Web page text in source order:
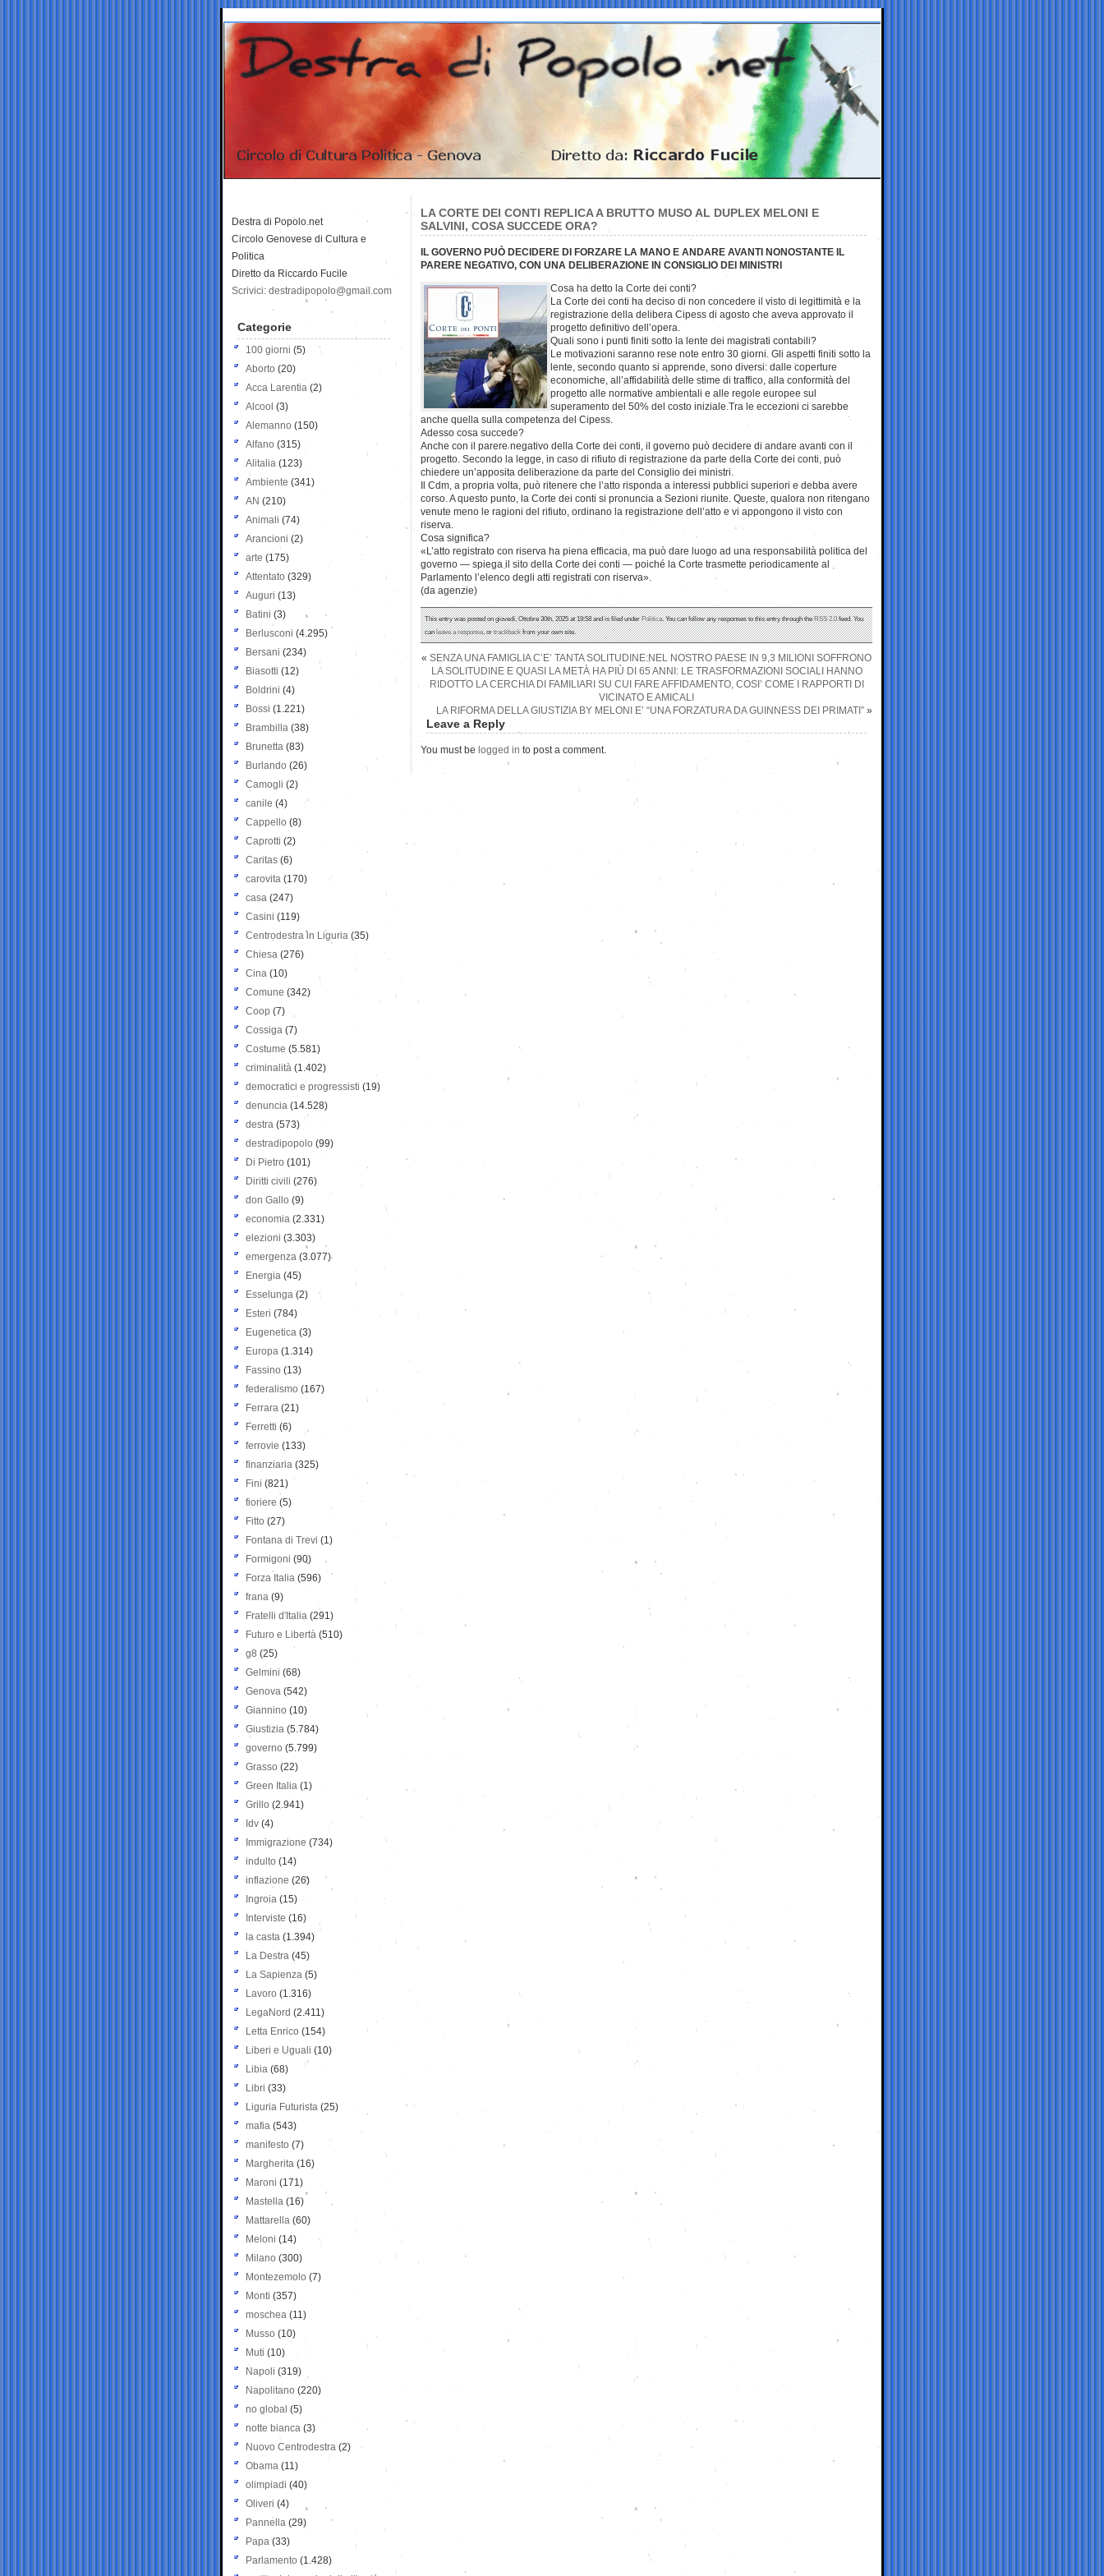
LA CORTE DEI CONTI REPLICA A BRUTTO MUSO AL DUPLEX MELONI E
SALVINI, COSA SUCCEDE ORA?
IL GOVERNO PUÒ DECIDERE DI FORZARE LA MANO E ANDARE AVANTI NONOSTANTE IL
PARERE NEGATIVO, CON UNA DELIBERAZIONE IN CONSIGLIO DEI MINISTRI
Cosa ha detto la Corte dei conti?
La Corte dei conti ha deciso di non concedere il visto di legittimità e la
registrazione della delibera Cipess di agosto che aveva approvato il
progetto definitivo dell’opera.
Quali sono i punti finiti sotto la lente dei magistrati contabili?
Le motivazioni saranno rese note entro 30 giorni. Gli aspetti finiti sotto la
lente, secondo quanto si apprende, sono diversi: dalle coperture
economiche, all’affidabilità delle stime di traffico, alla conformità del
progetto alle normative ambientali e alle regole europee sul
superamento del 50% del costo iniziale.Tra le eccezioni ci sarebbe
anche quella sulla competenza del Cipess.
Adesso cosa succede?
Anche con il parere negativo della Corte dei conti, il governo può decidere di andare avanti con il
progetto. Secondo la legge, in caso di rifiuto di registrazione da parte della Corte dei conti, può
chiedere un’apposita deliberazione da parte del Consiglio dei ministri.
Il Cdm, a propria volta, può ritenere che l’atto risponda a interessi pubblici superiori e debba avere
corso. A questo punto, la Corte dei conti si pronuncia a Sezioni riunite. Queste, qualora non ritengano
venute meno le ragioni del rifiuto, ordinano la registrazione dell’atto e vi appongono il visto con
riserva.
Cosa significa?
«L’atto registrato con riserva ha piena efficacia, ma può dare luogo ad una responsabilità politica del
governo — spiega il sito della Corte dei conti — poiché la Corte trasmette periodicamente al
Parlamento l’elenco degli atti registrati con riserva».
(da agenzie)
This entry was posted on giovedì, Ottobre 30th, 2025 at 19:58 and is filed underPolitica. You can follow any responses to this entry through theRSS 2.0feed. You
canleave a response, ortrackbackfrom your own site.
« SENZA UNA FAMIGLIA C’E’ TANTA SOLITUDINE:NEL NOSTRO PAESE IN 9,3 MILIONI SOFFRONO
LA SOLITUDINE E QUASI LA METÀ HA PIÙ DI 65 ANNI: LE TRASFORMAZIONI SOCIALI HANNO
RIDOTTO LA CERCHIA DI FAMILIARI SU CUI FARE AFFIDAMENTO, COSI’ COME I RAPPORTI DI
VICINATO E AMICALI
LA RIFORMA DELLA GIUSTIZIA BY MELONI E’ “UNA FORZATURA DA GUINNESS DEI PRIMATI” »
Leave a Reply
You must be logged in to post a comment.
Destra di Popolo.net
Circolo Genovese di Cultura e
Politica
Diretto da Riccardo Fucile
Scrivici: destradipopolo@gmail.com
Categorie
100 giorni (5)
Aborto (20)
Acca Larentia (2)
Alcool (3)
Alemanno (150)
Alfano (315)
Alitalia (123)
Ambiente (341)
AN (210)
Animali (74)
Arancioni (2)
arte (175)
Attentato (329)
Auguri (13)
Batini (3)
Berlusconi (4.295)
Bersani (234)
Biasotti (12)
Boldrini (4)
Bossi (1.221)
Brambilla (38)
Brunetta (83)
Burlando (26)
Camogli (2)
canile (4)
Cappello (8)
Caprotti (2)
Caritas (6)
carovita (170)
casa (247)
Casini (119)
Centrodestra in Liguria (35)
Chiesa (276)
Cina (10)
Comune (342)
Coop (7)
Cossiga (7)
Costume (5.581)
criminalità (1.402)
democratici e progressisti (19)
denuncia (14.528)
destra (573)
destradipopolo (99)
Di Pietro (101)
Diritti civili (276)
don Gallo (9)
economia (2.331)
elezioni (3.303)
emergenza (3.077)
Energia (45)
Esselunga (2)
Esteri (784)
Eugenetica (3)
Europa (1.314)
Fassino (13)
federalismo (167)
Ferrara (21)
Ferretti (6)
ferrovie (133)
finanziaria (325)
Fini (821)
fioriere (5)
Fitto (27)
Fontana di Trevi (1)
Formigoni (90)
Forza Italia (596)
frana (9)
Fratelli d'Italia (291)
Futuro e Libertà (510)
g8 (25)
Gelmini (68)
Genova (542)
Giannino (10)
Giustizia (5.784)
governo (5.799)
Grasso (22)
Green Italia (1)
Grillo (2.941)
Idv (4)
Immigrazione (734)
indulto (14)
inflazione (26)
Ingroia (15)
Interviste (16)
la casta (1.394)
La Destra (45)
La Sapienza (5)
Lavoro (1.316)
LegaNord (2.411)
Letta Enrico (154)
Liberi e Uguali (10)
Libia (68)
Libri (33)
Liguria Futurista (25)
mafia (543)
manifesto (7)
Margherita (16)
Maroni (171)
Mastella (16)
Mattarella (60)
Meloni (14)
Milano (300)
Montezemolo (7)
Monti (357)
moschea (11)
Musso (10)
Muti (10)
Napoli (319)
Napolitano (220)
no global (5)
notte bianca (3)
Nuovo Centrodestra (2)
Obama (11)
olimpiadi (40)
Oliveri (4)
Pannella (29)
Papa (33)
Parlamento (1.428)